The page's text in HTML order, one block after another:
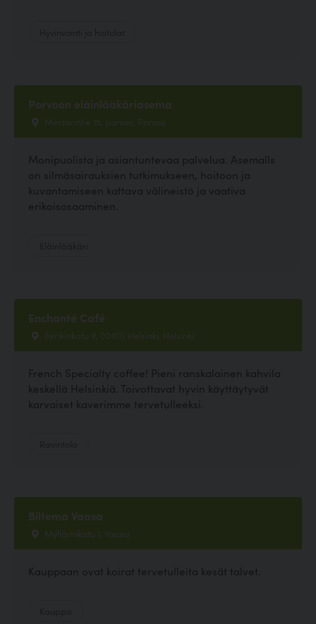
Porvoon eläinlääkäriasema
Mestarintie 15, porvoo, Porvoo
Monipuolista ja asiantuntevaa palvelua. Asemalls
on silmäsairauksien tutkimukseen, hoitoon ja
kuvantamiseen kattava välineistö ja vaativa
erikoisosaaminen.
Enchanté Café
Eerikinkatu 9, 00100 Helsinki, Helsinki
French Specialty coffee! Pieni ranskalainen kahvila
keskellä Helsinkiä. Toivottavat hyvin käyttäytyvät
karvaiset kaverimme tervetulleeksi.
Biltema Vaasa
Myllärinkatu 1, Vaasa
Kauppaan ovat koirat tervetulleita kesät talvet.